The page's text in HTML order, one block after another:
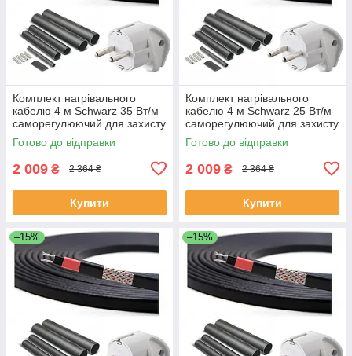
Комплект нагрівального
кабелю 4 м Schwarz 35 Вт/м
саморегулюючий для захисту
покрівлі труб водостоку
Готово до відправки
2 009 ₴ 2 364 ₴
Купити
Комплект нагрівального
кабелю 4 м Schwarz 25 Вт/м
саморегулюючий для захисту
покрівлі труб водостоку
Готово до відправки
2 009 ₴ 2 364 ₴
Купити
–15% –15%